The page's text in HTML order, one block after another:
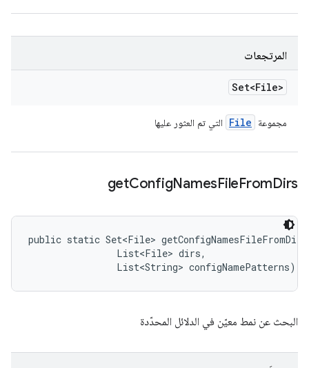
المرتجعات
Set<File>
مجموعة File التي تم العثور عليها
getConfigNamesFileFromDirs
public static Set<File>
                List<File> dirs,
                List<String> configNamePatterns)
البحث عن نمط معيّن في الدلائل المحدّدة